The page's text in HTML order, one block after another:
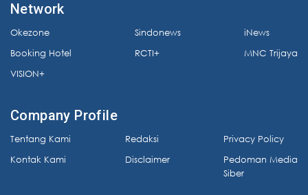
Network
Okezone
Booking Hotel
VISION+
Sindonews
RCTI+
iNews
MNC Trijaya
Company Profile
Tentang Kami
Kontak Kami
Redaksi
Disclaimer
Privacy Policy
Pedoman Media
Siber